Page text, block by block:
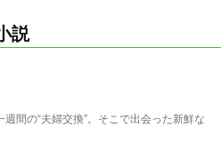
説
間の“夫婦交換”。そこで出会った新鮮な